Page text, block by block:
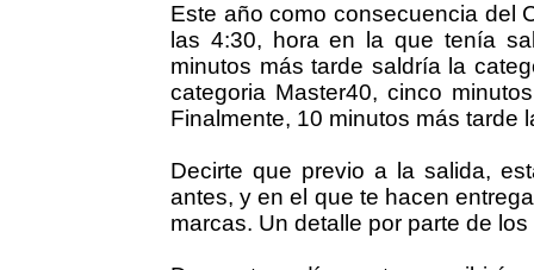
Este año como consecuencia del
las 4:30, hora en la que tenía
minutos más tarde saldría la
categoria Master40, cinco
Finalmente, 10 minutos más tarde
Decirte que previo a la salida,
antes, y en el que te hacen
marcas. Un detalle por parte de